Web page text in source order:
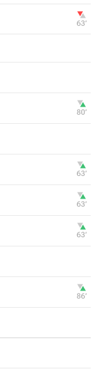
63‎’‎
80‎’‎
63‎’‎
63‎’‎
63‎’‎
86‎’‎